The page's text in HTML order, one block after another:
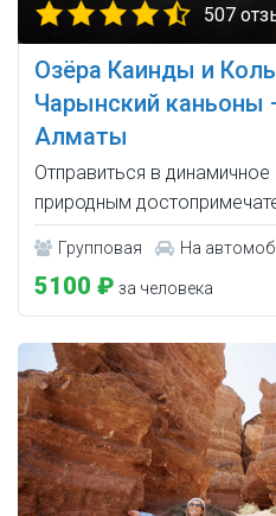
507
Озёра Каинды и
Чарынский каньоны
Алматы
Отправиться в
природным
Групповая На
5100 ₽ за человека